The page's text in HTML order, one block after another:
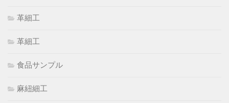
革細工
革細工
食品サンプル
麻紐細工